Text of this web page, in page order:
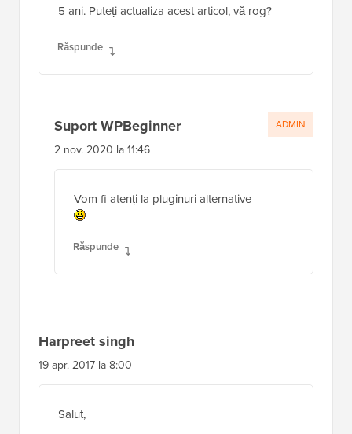
5 ani. Puteți actualiza acest articol, vă rog?
Răspunde
Suport WPBeginner
2 nov. 2020 la 11:46
Vom fi atenți la pluginuri alternative
Răspunde
ADMIN
Harpreet singh
19 apr. 2017 la 8:00
Salut,